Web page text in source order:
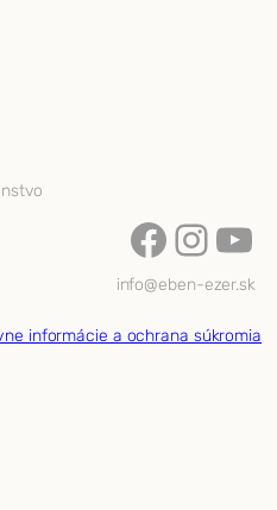
Facebook InstagramYouTube
info@eben-ezer.sk
informácie a ochrana súkromia